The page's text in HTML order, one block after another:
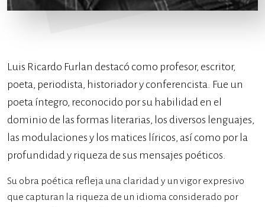
Luis Ricardo Furlan destacó como profesor, escritor,
poeta, periodista, historiador y conferencista. Fue un
poeta íntegro, reconocido por su habilidad en el
dominio de las formas literarias, los diversos lenguajes,
las modulaciones y los matices líricos, así como por la
profundidad y riqueza de sus mensajes poéticos.
Su obra poética refleja una claridad y un vigor expresivo
que capturan la riqueza de un idioma considerado por